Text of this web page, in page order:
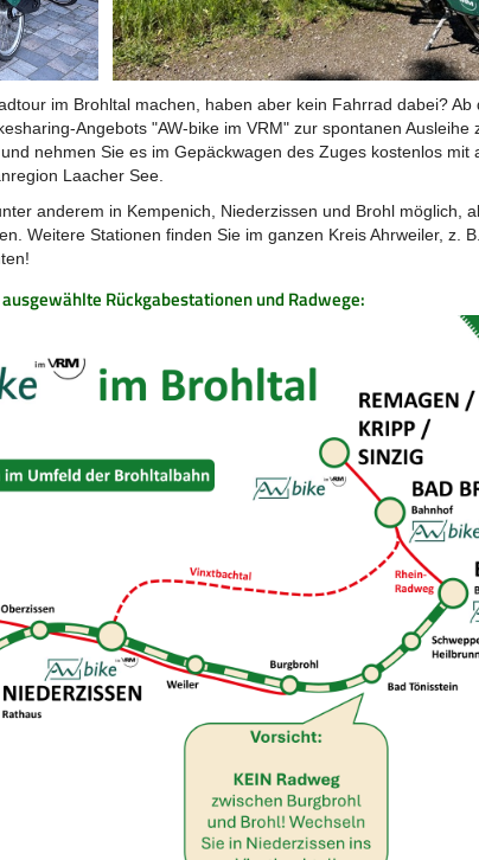
im Brohltal machen, haben aber kein Fahrrad dabei?
Angebots "AW-bike im VRM" zur spontanen
nehmen Sie es im Gepäckwagen des Zuges kostenlos
Laacher See.
anderem in Kempenich, Niederzissen und Brohl möglich,
Weitere Stationen finden Sie im ganzen Kreis Ahrweiler, z.
Rückgabestationen und Radwege: